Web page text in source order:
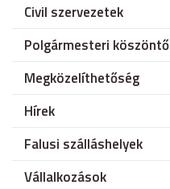
Civil szervezetek
Polgármesteri köszöntő
Megközelíthetőség
Hírek
Falusi szálláshelyek
Vállalkozások